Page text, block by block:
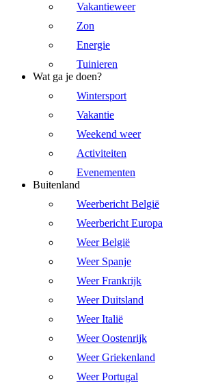
Vakantieweer
Zon
Energie
Tuinieren
Wat ga je doen?
Wintersport
Vakantie
Weekend weer
Activiteiten
Evenementen
Buitenland
Weerbericht België
Weerbericht Europa
Weer België
Weer Spanje
Weer Frankrijk
Weer Duitsland
Weer Italië
Weer Oostenrijk
Weer Griekenland
Weer Portugal